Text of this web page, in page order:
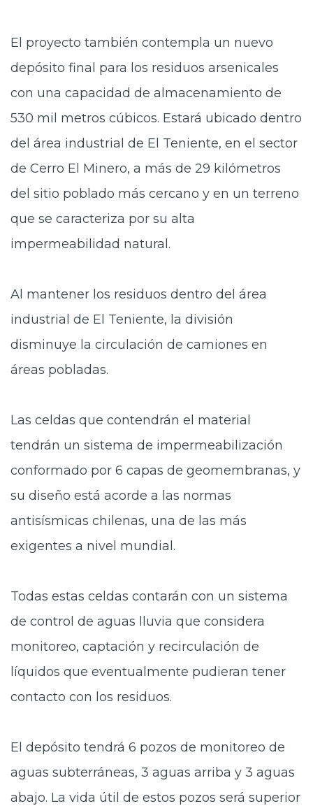
El proyecto también contempla un nuevo
depósito final para los residuos arsenicales
con una capacidad de almacenamiento de
530 mil metros cúbicos. Estará ubicado dentro
del área industrial de El Teniente, en el sector
de Cerro El Minero, a más de 29 kilómetros
del sitio poblado más cercano y en un terreno
que se caracteriza por su alta
impermeabilidad natural.
Al mantener los residuos dentro del área
industrial de El Teniente, la división
disminuye la circulación de camiones en
áreas pobladas.
Las celdas que contendrán el material
tendrán un sistema de impermeabilización
conformado por 6 capas de geomembranas, y
su diseño está acorde a las normas
antisísmicas chilenas, una de las más
exigentes a nivel mundial.
Todas estas celdas contarán con un sistema
de control de aguas lluvia que considera
monitoreo, captación y recirculación de
líquidos que eventualmente pudieran tener
contacto con los residuos.
El depósito tendrá 6 pozos de monitoreo de
aguas subterráneas, 3 aguas arriba y 3 aguas
abajo. La vida útil de estos pozos será superior